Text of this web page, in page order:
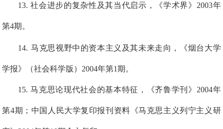
13. 社会进步的复杂性及其当代启示，《学术界》2003年
第4期。
14. 马克思视野中的资本主义及其未来走向，《烟台大学
学报》（社会科学版）2004年第1期。
1 5.马克思论现代社会的基本特征，《齐鲁学刊》2004年
第4期；中国人民大学复印报刊资料《马克思主义列宁主义研